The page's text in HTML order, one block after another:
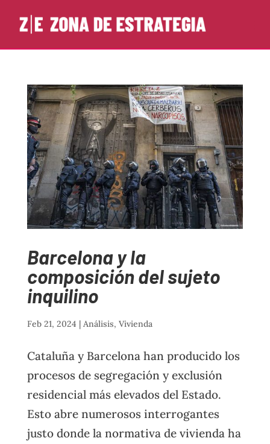
Barcelona y la
composición del sujeto
inquilino
Feb 21, 2024 | Análisis, Vivienda
Cataluña y Barcelona han producido los
procesos de segregación y exclusión
residencial más elevados del Estado.
Esto abre numerosos interrogantes
justo donde la normativa de vivienda ha